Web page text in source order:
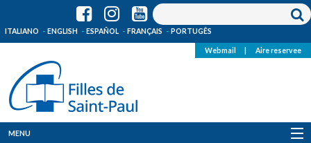
ITALIANO ENGLISH ESPAÑOL FRANÇAIS PORTUGÊS
Webmail Aire reservee
MENU